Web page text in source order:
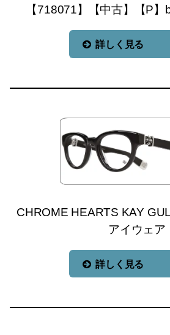
【718071】【中古】【P
詳しく見る
CHROME HEARTS KAY
アイウェア
詳しく見る